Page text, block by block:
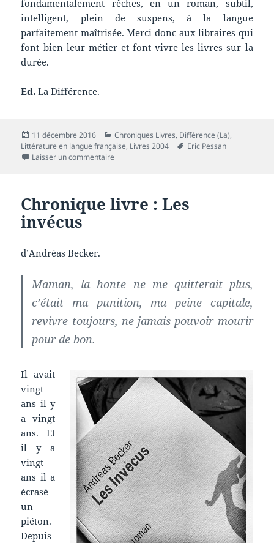
fondamentalement rêches, en un roman, subtil,
intelligent, plein de suspens, à la langue
parfaitement maîtrisée. Merci donc aux libraires qui
font bien leur métier et font vivre les livres sur la
durée.
Ed. La Différence.
Publié
le
11 décembre 2016 Catégories
Chroniques Livres, Différence (La),
Littérature en langue française, Livres 2004
Mots-
Eric Pessan
Laisser un commentaire
Chronique livre : Les
invécus
d’Andréas Becker.
Maman, la honte ne me quitterait plus,
c’était ma punition, ma peine capitale,
revivre toujours, ne jamais pouvoir mourir
pour de bon.
Il avait
vingt
ans il y
a vingt
ans. Et
il y a
vingt
ans il a
écrasé
un
piéton.
Depuis